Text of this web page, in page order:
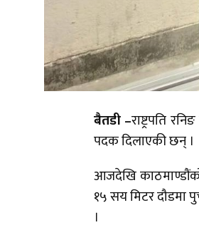
बैतडी –राष्ट्रपति
पदक दिलाएकी छन् ।
आजदेखि काठमाण्डौंको
१५ सय मिटर दौडमा
।